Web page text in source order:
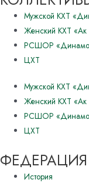
Мужской КХТ
Женский КХТ
РСШОР
ЦХТ
Мужской КХТ
Женский КХТ
РСШОР
ЦХТ
ФЕДЕРАЦИЯ
История